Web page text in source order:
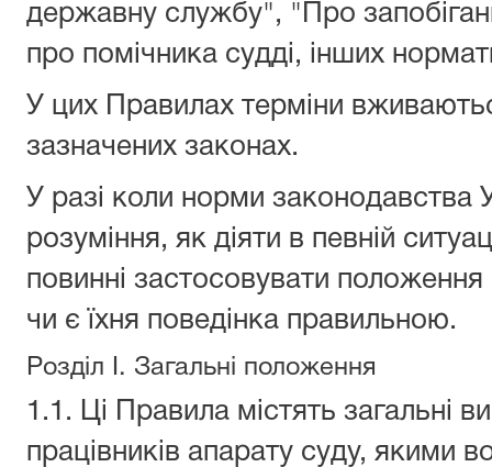
державну службу", "Про
про помічника судді, інших
У цих Правилах терміни
зазначених законах.
У разі коли норми законодавства
розуміння, як діяти в певній
повинні застосовувати
чи є їхня поведінка правильною.
Розділ I. Загальні положення
1.1. Ці Правила містять загальні
працівників апарату суду, якими